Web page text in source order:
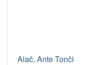
Alač, Ante Tonči